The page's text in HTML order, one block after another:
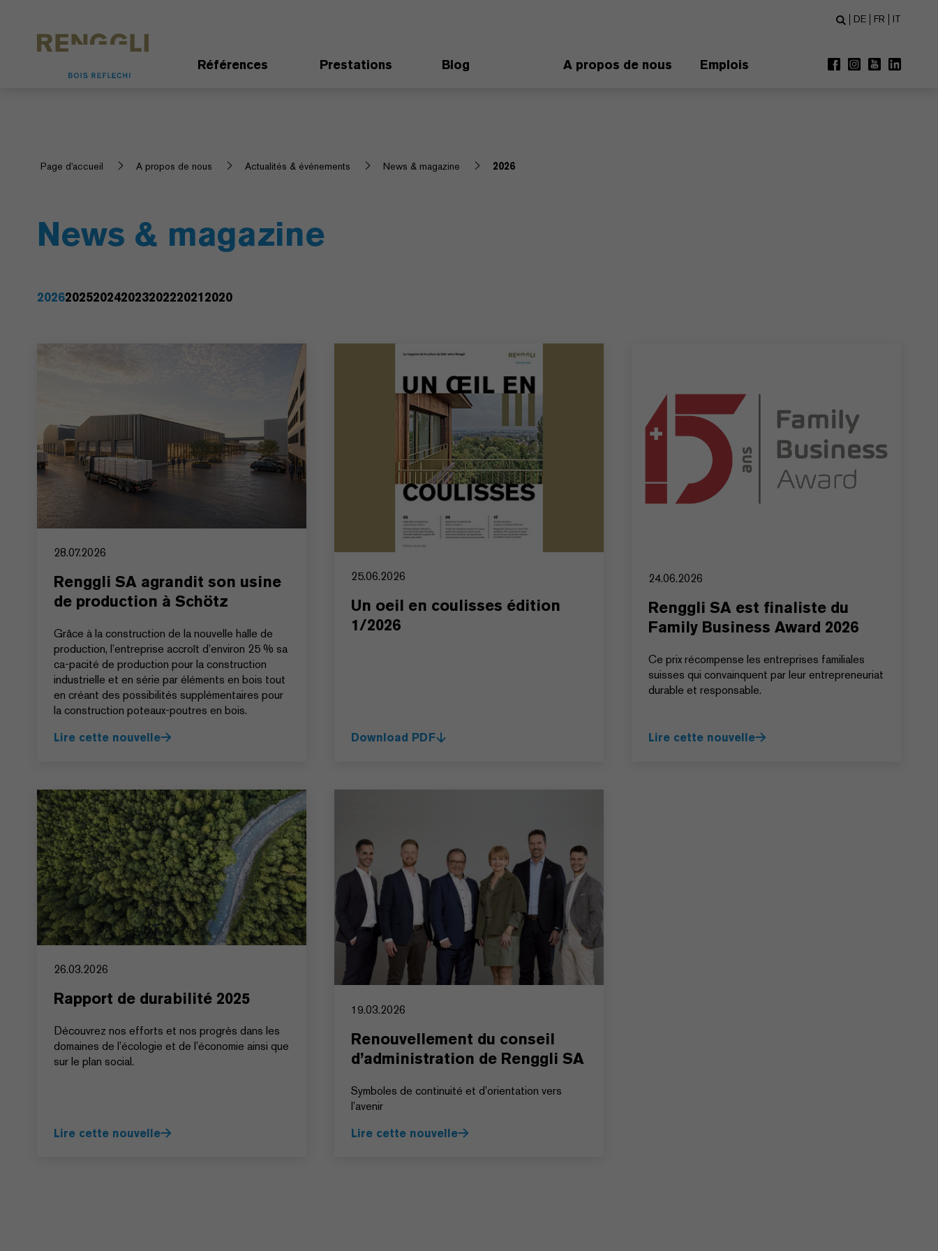
Références Prestations Blog A propos de nous Emplois
DE FR IT
Page d'accueil A propos de nous Actualités & événements News & magazine 2026
News & magazine
2026202520242023202220212020
28.07.2026
Renggli SA agrandit son usine
de production à Schötz
Grâce à la construction de la nouvelle halle de
production, l’entreprise accroît d’environ 25 % sa
ca-pacité de production pour la construction
industrielle et en série par éléments en bois tout
en créant des possibilités supplémentaires pour
la construction poteaux-poutres en bois.
Lire cette nouvelle
25.06.2026
Un oeil en coulisses édition
1/2026
Download PDF
24.06.2026
Renggli SA est finaliste du
Family Business Award 2026
Ce prix récompense les entreprises familiales
suisses qui convainquent par leur entrepreneuriat
durable et responsable.
Lire cette nouvelle
26.03.2026
Rapport de durabilité 2025
Découvrez nos efforts et nos progrès dans les
domaines de l’écologie et de l’économie ainsi que
sur le plan social.
Lire cette nouvelle
19.03.2026
Renouvellement du conseil
d’administration de Renggli SA
Symboles de continuité et d’orientation vers
l’avenir
Lire cette nouvelle